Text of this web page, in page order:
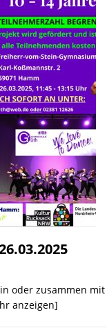
oder zusammen
anzeigen]